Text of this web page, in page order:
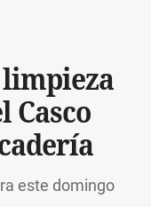
Casco
este domingo